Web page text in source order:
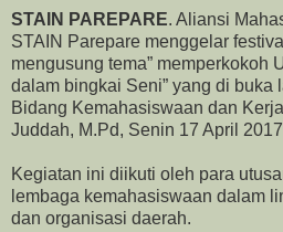
STAIN PAREPARE. Aliansi
STAIN Parepare menggelar
mengusung tema” memperkokoh
dalam bingkai Seni” yang di buka
Bidang Kemahasiswaan dan
Juddah, M.Pd, Senin 17 April
Kegiatan ini diikuti oleh para
lembaga kemahasiswaan dalam
dan organisasi daerah.